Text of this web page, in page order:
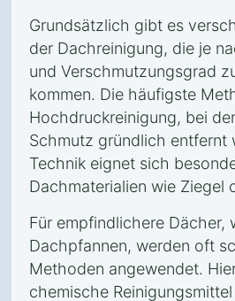
Grundsätzlich gibt es
der Dachreinigung, die je
und Verschmutzungsgrad
kommen. Die häufigste
Hochdruckreinigung, bei
Schmutz gründlich entfernt
Technik eignet sich
Dachmaterialien wie Ziegel
Für empfindlichere Dächer,
Dachpfannen, werden oft
Methoden angewendet.
chemische